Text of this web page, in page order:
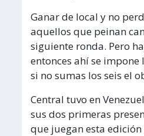
Ganar de local y no
aquellos que peinan
siguiente ronda. Pero
entonces ahí se
si no sumas los seis el
Central tuvo en
sus dos primeras
que juegan esta